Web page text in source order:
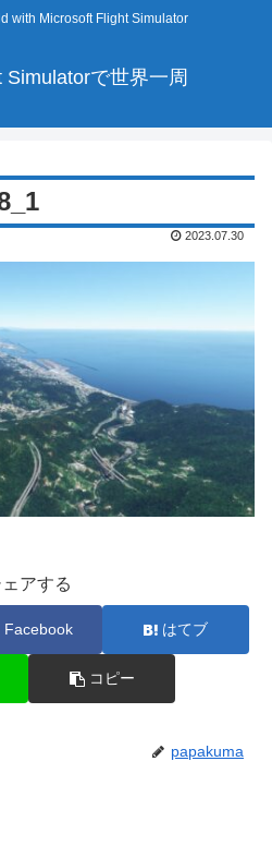
with Microsoft Flight Simulator
で世界一周
2023.07.30
ェアする
Facebook はてブ
コピー
papakuma